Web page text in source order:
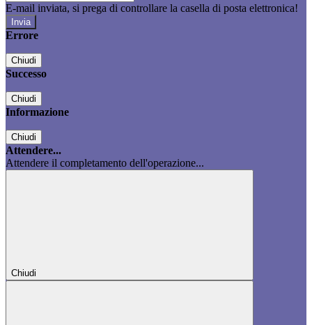
E-mail inviata, si prega di controllare la casella di posta elettronica!
Errore
Chiudi
Successo
Chiudi
Informazione
Chiudi
Attendere...
Attendere il completamento dell'operazione...
Chiudi